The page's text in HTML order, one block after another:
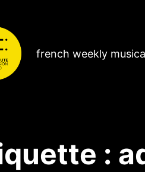
french weekly
: